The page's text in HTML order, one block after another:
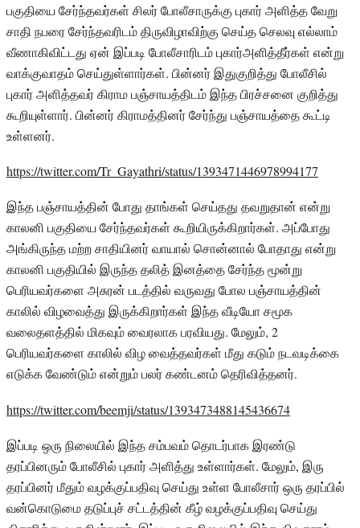
பகுதியை சேர்ந்தவர்கள் சிலர் போலீசாருக்கு புகார் அளித்த வேறு
சாதி நபரை சேர்ந்தவரிடம் திருவிழாவிற்கு செய்த செலவு எல்லாம்
வீணாகிவிட்டது ஏன் இப்படி போலீசாரிடம் புகார்அளித்தீர்கள் என்று
வாக்குவாதம் செய்துள்ளார்கள். பின்னர் இதுகுறித்து போலீசில்
புகார் அளித்தவர் கிராம பஞ்சாயத்திடம் இந்த பிரச்சனை குறித்து
கூறியுள்ளார். பின்னர் கிராமத்தினர் சேர்ந்து பஞ்சாயத்தை கூட்டி
உள்ளனர்.
https://twitter.com/Tr_Gayathri/status/1393471446978994177
இந்த பஞ்சாயத்தின் போது தாங்கள் செய்தது தவறுதான் என்று
காலனி பகுதியை சேர்ந்தவர்கள் கூறியிருக்கிறார்கள். அப்போது
அங்கிருந்த மற்ற சாதியினர் வாயால் சொன்னால் போதாது என்று
காலனி பகுதியில் இருந்த தலித் இனத்தை சேர்ந்த மூன்று
பெரியவர்களை அசுரன் படத்தில் வருவது போல பஞ்சாயத்தின்
காலில் விழவைத்து இருக்கிறார்கள் இந்த வீடியோ சமூக
வலைதளத்தில் மிகவும் வைரலாக பரவியது. மேலும், 2
பெரியவர்களை காலில் விழ வைத்தவர்கள் மீது கடும் நடவடிக்கை
எடுக்க வேண்டும் என்றும் பலர் கண்டனம் தெரிவித்தனர்.
https://twitter.com/beemji/status/1393473488145436674
இப்படி ஒரு நிலையில் இந்த சம்பவம் தொடர்பாக இரண்டு
தரப்பினரும் போலீசில் புகார் அளித்து உள்ளார்கள். மேலும், இரு
தரப்பினர் மீதும் வழக்குப்பதிவு செய்து உள்ள போலீசார் ஒரு தரப்பில்
வன்கொடுமை தடுப்புச் சட்டத்தின் கீழ் வழக்குப்பதிவு செய்து